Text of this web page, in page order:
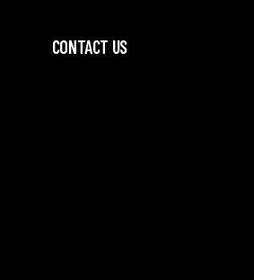
CONTACT US